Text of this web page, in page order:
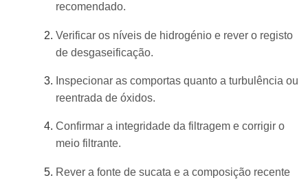
recomendado.
Verificar os níveis de hidrogénio e rever o registo
de desgaseificação.
Inspecionar as comportas quanto a turbulência ou
reentrada de óxidos.
Confirmar a integridade da filtragem e corrigir o
meio filtrante.
Rever a fonte de sucata e a composição recente